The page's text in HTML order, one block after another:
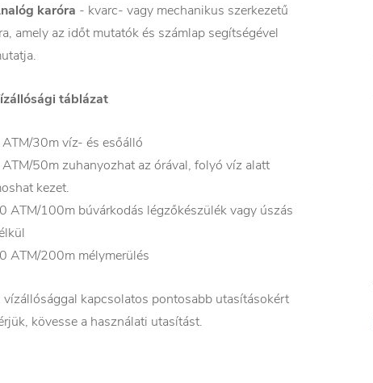
karóra - kvarc- vagy mechanikus szerkezetű
amely az időt mutatók és számlap segítségével
táblázat
30m víz- és esőálló
50m zuhanyozhat az órával, folyó víz alatt
kezet.
ATM/100m búvárkodás légzőkészülék vagy úszás
ATM/200m mélymerülés
vízállósággal kapcsolatos pontosabb utasításokért
kövesse a használati utasítást.